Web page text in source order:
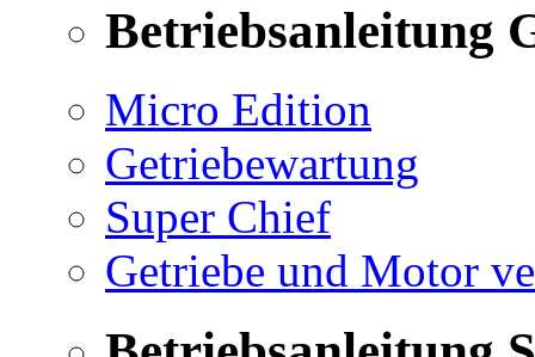
Betriebsanleitung
Micro Edition
Getriebewartung
Super Chief
Getriebe und Motor